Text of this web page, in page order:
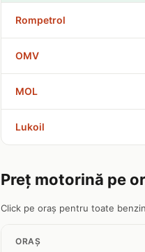
Rompetrol
OMV
MOL
Lukoil
Preț motorină pe
Click pe oraș pentru toate
ORAȘ